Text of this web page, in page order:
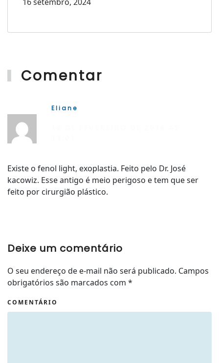
Comentar
Eliane
Existe o fenol light, exoplastia. Feito pelo Dr. José
kacowiz. Esse antigo é meio perigoso e tem que ser
feito por cirurgião plástico.
Deixe um comentário
O seu endereço de e-mail não será publicado. Campos
obrigatórios são marcados com *
COMENTÁRIO